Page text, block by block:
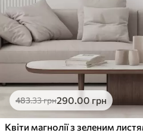
483.33грн290.00 грн